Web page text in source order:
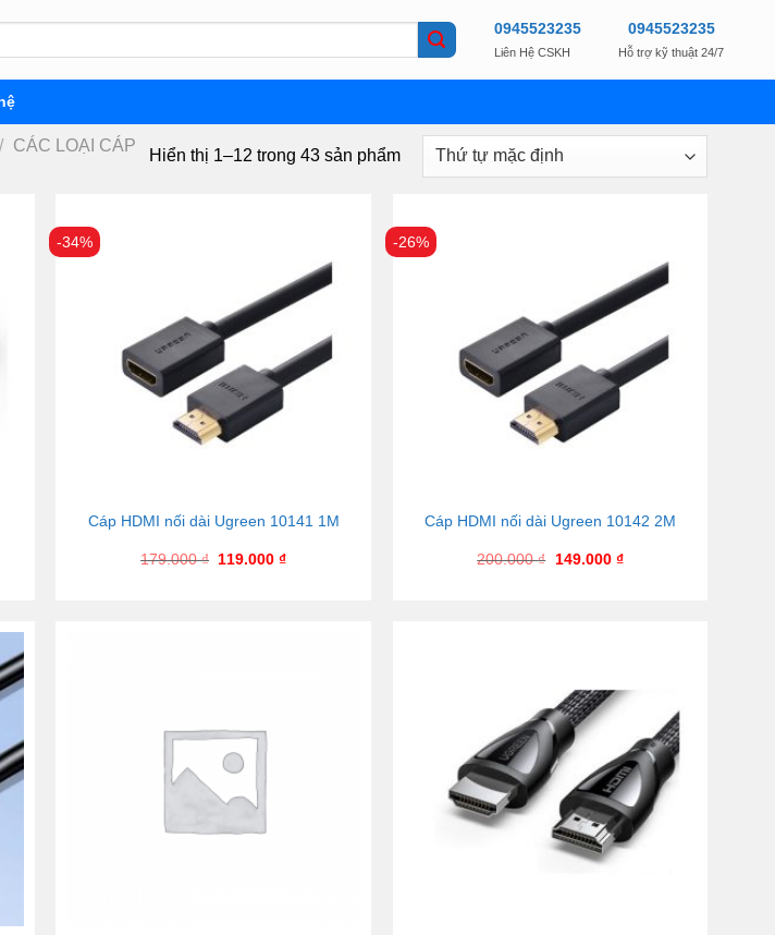
0945523235
Liên Hệ CSKH
0945523235
Hỗ trợ kỹ thuật 24/7
/ CÁC LOẠI CÁP
Hiển thị 1–12 trong 43 sản phẩm
-34%
Cáp HDMI nối dài Ugreen 10141 1M
179.000₫ 119.000₫
-26%
Cáp HDMI nối dài Ugreen 10142 2M
200.000₫ 149.000 ₫